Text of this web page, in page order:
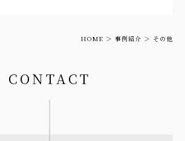
HOME 事例紹介 その他
CONTACT